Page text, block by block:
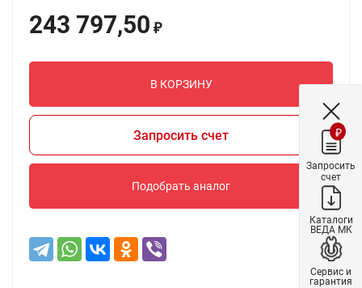
243 797,50 ₽
В КОРЗИНУ
Запросить счет
Подобрать аналог
₽
Запросить
счет
Каталоги
ВЕДА МК
Сервис и
гарантия